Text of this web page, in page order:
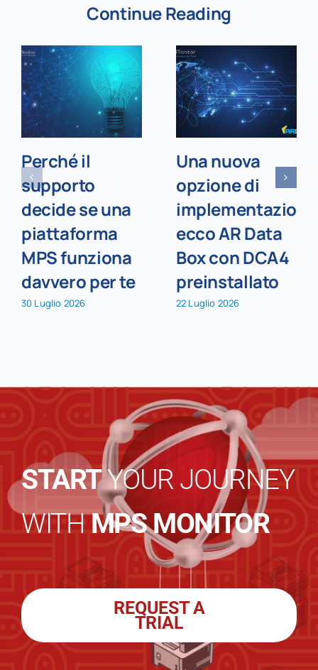
Continue Reading
Perché il
supporto
decide se una
piattaforma
MPS funziona
davvero per te
30 Luglio 2026
Una nuova
opzione di
ecco AR Data
Box con DCA4
preinstallato
22 Luglio 2026
STARTYOUR JOURNEY
WITHMPS MONITOR
REQUEST A
TRIAL